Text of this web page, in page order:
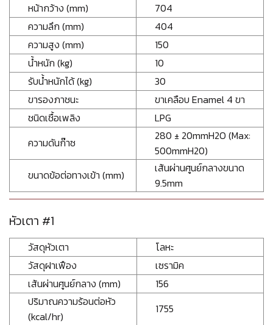
หน้ากว้าง (mm)
704
ความลึก (mm)
404
ความสูง (mm)
150
น้ำหนัก (kg)
10
รับน้ำหนักได้ (kg)
30
ขารองภาชนะ
ขาเคลือบ Enamel 4 ขา
ชนิดเชื้อเพลิง
LPG
ความดันก๊าซ
280 ± 20mmH2O (Max:
500mmH20)
ขนาดข้อต่อทางเข้า (mm)
เส้นผ่านศูนย์กลางขนาด
9.5mm
หัวเตา #1
วัสดุหัวเตา
โลหะ
วัสดุฝาเฟือง
เซรามิค
เส้นผ่านศูนย์กลาง (mm)
156
ปริมาณความร้อนต่อหัว
(kcal/hr)
1755